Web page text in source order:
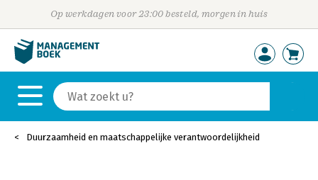
Op werkdagen voor 23:00 besteld, morgen in huis
Duurzaamheid en maatschappelijke verantwoordelijkheid